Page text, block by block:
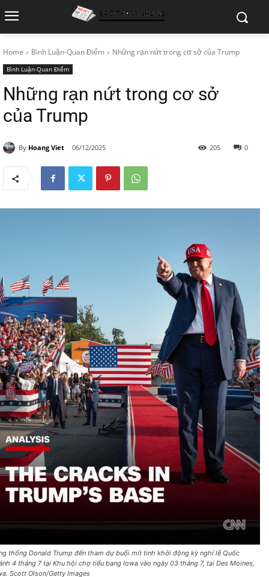
Home Bình Luận-Quan Điểm Những rạn nứt trong cơ sở của Trump
Bình Luận-Quan Điểm
Những rạn nứt trong cơ sở
của Trump
By Hoang Viet 06/12/2025 0
205
thống Donald Trump đến tham dự buổi mít tinh khởi động kỳ nghỉ lễ Quốc
4 tháng 7 tại Khu hội chợ tiểu bang Iowa vào ngày 03 tháng 7, tại Des Moines,
Scott Olson/Getty Images